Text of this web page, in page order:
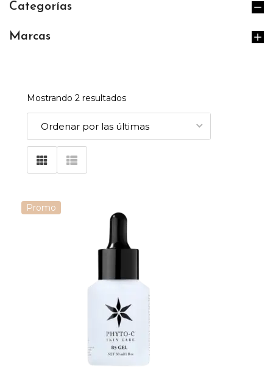
Categorías
Marcas
Mostrando 2 resultados
Promo